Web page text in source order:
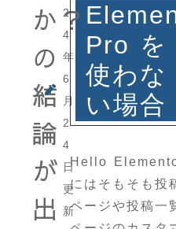
か？
の
結
論
が
出
2
4
年
6
月
2
4
日
更
新
Pro を
使わな
い場合
Hello
にはそもそも投
ページや投稿一